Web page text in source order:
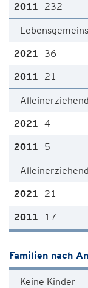
232
36
21
4
5
21
17
Familien nach
Keine Kinder